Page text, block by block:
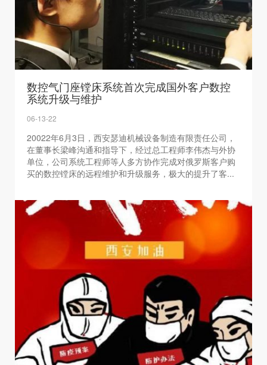
数控气门座镗床系统首次完成国外客户数控
系统升级与维护
06-13-22
20022年6月3日，西安瑟迪机械设备制造有限责任公司，
在董事长梁峰沟通和指导下，经过总工程师李伟杰与外协
单位，公司系统工程师等人多方协作完成对俄罗斯客户购
买的数控镗床的远程维护和升级服务，极大的提升了客...